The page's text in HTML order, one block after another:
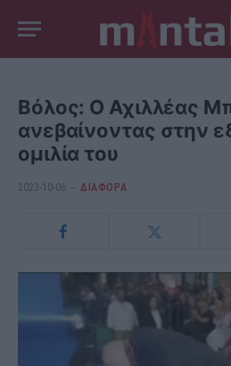
Βόλος: Ο Αχιλλέας
ανεβαίνοντας στην
ομιλία του
2023-10-06 ΔΙΆΦΟΡΑ